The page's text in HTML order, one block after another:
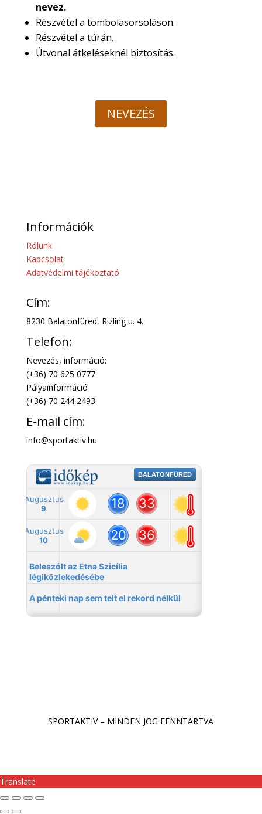
nevez.
Részvétel a tombolasorsoláson.
Részvétel a túrán.
Útvonal átkeléseknél biztosítás.
NEVEZÉS
Információk
Rólunk
Kapcsolat
Adatvédelmi tájékoztató
Cím:
8230 Balatonfüred, Rizling u. 4.
Telefon:
Nevezés, információ:
(+36) 70 625 0777
Pályainformáció
(+36) 70 244 2493
E-mail cím:
info@sportaktiv.hu
SPORTAKTIV – MINDEN JOG FENNTARTVA
Translate